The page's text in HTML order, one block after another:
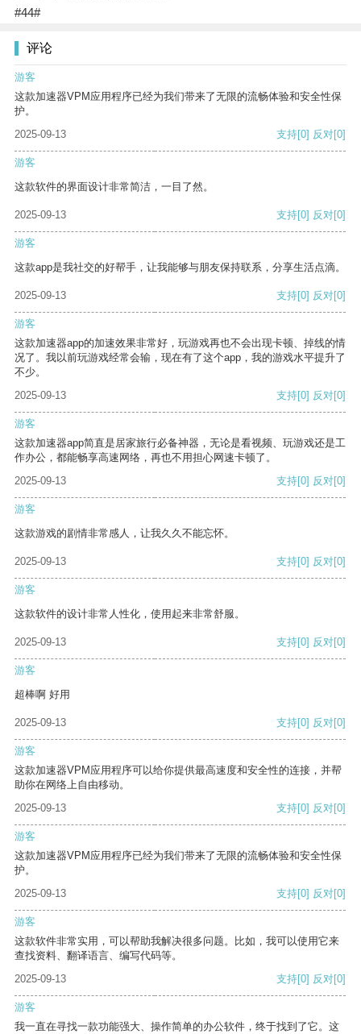
#44#
评论
游客
这款加速器VPM应用程序已经为我们带来了无限的流畅体验和安全性保
护。
2025-09-13
支持[0] 反对[0]
游客
这款软件的界面设计非常简洁，一目了然。
2025-09-13 支持[0] 反对[0]
游客
这款app是我社交的好帮手，让我能够与朋友保持联系，分享生活点滴。
2025-09-13 支持[0] 反对[0]
游客
这款加速器app的加速效果非常好，玩游戏再也不会出现卡顿、掉线的情
况了。我以前玩游戏经常会输，现在有了这个app，我的游戏水平提升了
不少。
2025-09-13
支持[0] 反对[0]
游客
这款加速器app简直是居家旅行必备神器，无论是看视频、玩游戏还是工
作办公，都能畅享高速网络，再也不用担心网速卡顿了。
2025-09-13
支持[0] 反对[0]
游客
这款游戏的剧情非常感人，让我久久不能忘怀。
2025-09-13 支持[0] 反对[0]
游客
这款软件的设计非常人性化，使用起来非常舒服。
2025-09-13 支持[0] 反对[0]
游客
超棒啊 好用
2025-09-13 支持[0] 反对[0]
游客
这款加速器VPM应用程序可以给你提供最高速度和安全性的连接，并帮
助你在网络上自由移动。
2025-09-13
支持[0] 反对[0]
游客
这款加速器VPM应用程序已经为我们带来了无限的流畅体验和安全性保
护。
2025-09-13
支持[0] 反对[0]
游客
这款软件非常实用，可以帮助我解决很多问题。比如，我可以使用它来
查找资料、翻译语言、编写代码等。
2025-09-13
支持[0] 反对[0]
游客
我一直在寻找一款功能强大、操作简单的办公软件，终于找到了它。这